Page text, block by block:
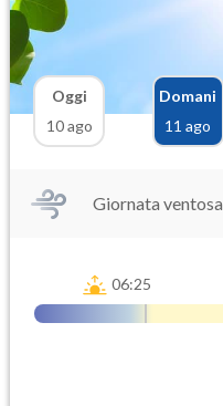
Oggi
10 ago
Domani
11 ago
Giornata ventosa
06:25